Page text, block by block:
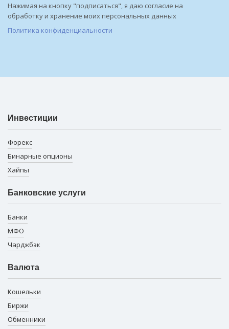
Нажимая на кнопку "подписаться", я даю согласие на
обработку и хранение моих персональных данных
Политика конфиденциальности
Инвестиции
Форекс
Бинарные опционы
Хайпы
Банковские услуги
Банки
МФО
Чарджбэк
Валюта
Кошельки
Биржи
Обменники